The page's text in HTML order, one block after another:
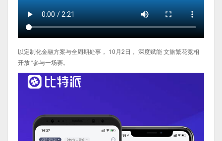
以定制化金融方案与全周期处事， 10月2日， 深度赋能 文旅繁花竞相
开放 “参与一场赛。